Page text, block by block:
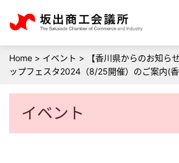
Home > イベント >
【香川県からのお知ら
ップフェスタ2024（8/25開催）のご案内(
イベント